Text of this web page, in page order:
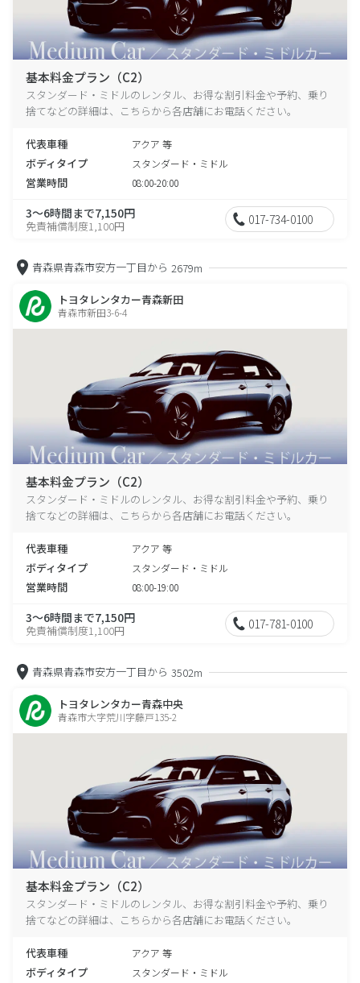
基本料金プラン（C2）
スタンダード・ミドルのレンタル、お得な割引料金や予約、乗り
捨てなどの詳細は、こちらから各店舗にお電話ください。
代表車種 アクア 等
ボディタイプ スタンダード・ミドル
営業時間 08:00-20:00
3～6時間まで7,150円
免責補償制度1,100円 017-734-0100
青森県青森市安方一丁目から 2679m
トヨタレンタカー青森新田
青森市新田3-6-4
基本料金プラン（C2）
スタンダード・ミドルのレンタル、お得な割引料金や予約、乗り
捨てなどの詳細は、こちらから各店舗にお電話ください。
代表車種 アクア 等
ボディタイプ スタンダード・ミドル
営業時間 08:00-19:00
3～6時間まで7,150円
免責補償制度1,100円 017-781-0100
青森県青森市安方一丁目から 3502m
トヨタレンタカー青森中央
青森市大字荒川字藤戸135-2
基本料金プラン（C2）
スタンダード・ミドルのレンタル、お得な割引料金や予約、乗り
捨てなどの詳細は、こちらから各店舗にお電話ください。
代表車種 アクア 等
ボディタイプ スタンダード・ミドル